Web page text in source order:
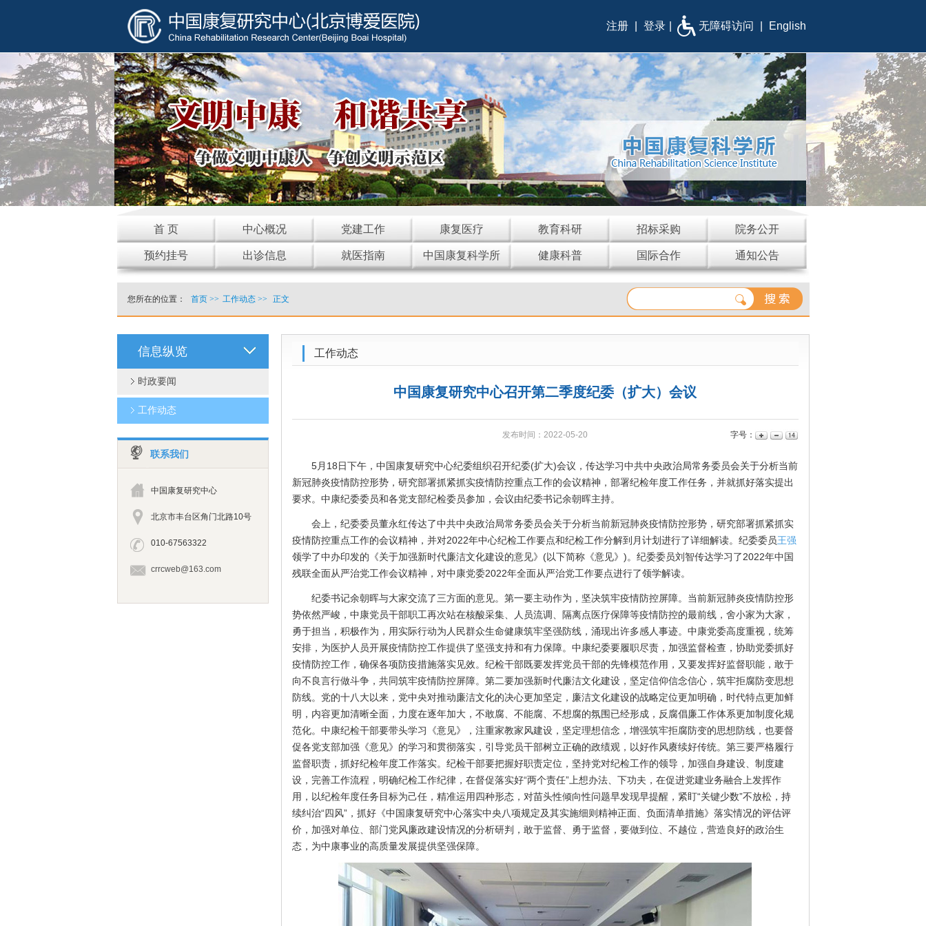
注册 登录 无障碍访问 English
首 页 中心概况 党建工作 康复医疗 教育科研 招标采购 院务公开
预约挂号 出诊信息 就医指南 中国康复科学所 健康科普 国际合作 通知公告
您所在的位置： 首页>> 工作动态>> 正文
信息纵览
时政要闻
工作动态
联系我们
中国康复研究中心
北京市丰台区角门北路10号
010-67563322
crrcweb@163.com
工作动态
中国康复研究中心召开第二季度纪委（扩大）会议
发布时间：2022-05-20 字号：
5月18日下午，中国康复研究中心纪委组织召开纪委(扩大)会议，传达学习中共中央政治局常务委员会关于分析当前
新冠肺炎疫情防控形势，研究部署抓紧抓实疫情防控重点工作的会议精神，部署纪检年度工作任务，并就抓好落实提出
要求。中康纪委委员和各党支部纪检委员参加，会议由纪委书记余朝晖主持。
会上，纪委委员董永红传达了中共中央政治局常务委员会关于分析当前新冠肺炎疫情防控形势，研究部署抓紧抓实
疫情防控重点工作的会议精神，并对2022年中心纪检工作要点和纪检工作分解到月计划进行了详细解读。纪委委员王强
领学了中办印发的《关于加强新时代廉洁文化建设的意见》(以下简称《意见》)。纪委委员刘智传达学习了2022年中国
残联全面从严治党工作会议精神，对中康党委2022年全面从严治党工作要点进行了领学解读。
纪委书记余朝晖与大家交流了三方面的意见。第一要主动作为，坚决筑牢疫情防控屏障。当前新冠肺炎疫情防控形
势依然严峻，中康党员干部职工再次站在核酸采集、人员流调、隔离点医疗保障等疫情防控的最前线，舍小家为大家，
勇于担当，积极作为，用实际行动为人民群众生命健康筑牢坚强防线，涌现出许多感人事迹。中康党委高度重视，统筹
安排，为医护人员开展疫情防控工作提供了坚强支持和有力保障。中康纪委要履职尽责，加强监督检查，协助党委抓好
疫情防控工作，确保各项防疫措施落实见效。纪检干部既要发挥党员干部的先锋模范作用，又要发挥好监督职能，敢于
向不良言行做斗争，共同筑牢疫情防控屏障。第二要加强新时代廉洁文化建设，坚定信仰信念信心，筑牢拒腐防变思想
防线。党的十八大以来，党中央对推动廉洁文化的决心更加坚定，廉洁文化建设的战略定位更加明确，时代特点更加鲜
明，内容更加清晰全面，力度在逐年加大，不敢腐、不能腐、不想腐的氛围已经形成，反腐倡廉工作体系更加制度化规
范化。中康纪检干部要带头学习《意见》，注重家教家风建设，坚定理想信念，增强筑牢拒腐防变的思想防线，也要督
促各党支部加强《意见》的学习和贯彻落实，引导党员干部树立正确的政绩观，以好作风赓续好传统。第三要严格履行
监督职责，抓好纪检年度工作落实。纪检干部要把握好职责定位，坚持党对纪检工作的领导，加强自身建设、制度建
设，完善工作流程，明确纪检工作纪律，在督促落实好“两个责任”上想办法、下功夫，在促进党建业务融合上发挥作
用，以纪检年度任务目标为己任，精准运用四种形态，对苗头性倾向性问题早发现早提醒，紧盯“关键少数”不放松，持
续纠治“四风”，抓好《中国康复研究中心落实中央八项规定及其实施细则精神正面、负面清单措施》落实情况的评估评
价，加强对单位、部门党风廉政建设情况的分析研判，敢于监督、勇于监督，要做到位、不越位，营造良好的政治生
态，为中康事业的高质量发展提供坚强保障。